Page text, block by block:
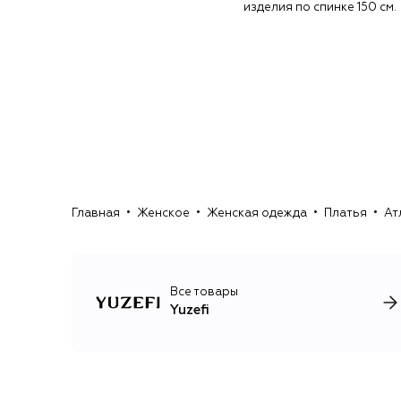
изделия по спинке 150 см.
Главная Женское Женская одежда Платья
Все товары
Yuzefi